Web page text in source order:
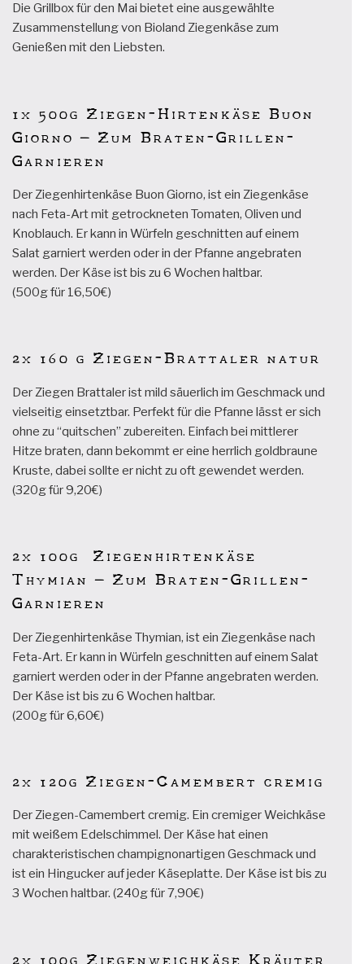
Die Grillbox für den Mai bietet eine ausgewählte
Zusammenstellung von Bioland Ziegenkäse zum
Genießen mit den Liebsten.
1x 500g Ziegen-Hirtenkäse Buon
Giorno – Zum Braten-Grillen-
Garnieren
Der Ziegenhirtenkäse Buon Giorno, ist ein Ziegenkäse
nach Feta-Art mit getrockneten Tomaten, Oliven und
Knoblauch. Er kann in Würfeln geschnitten auf einem
Salat garniert werden oder in der Pfanne angebraten
werden. Der Käse ist bis zu 6 Wochen haltbar.
(500g für 16,50€)
2x 160 g Ziegen-Brattaler natur
Der Ziegen Brattaler ist mild säuerlich im Geschmack und
vielseitig einsetztbar. Perfekt für die Pfanne lässt er sich
ohne zu “quitschen” zubereiten. Einfach bei mittlerer
Hitze braten, dann bekommt er eine herrlich goldbraune
Kruste, dabei sollte er nicht zu oft gewendet werden.
(320g für 9,20€)
2x 100g Ziegenhirtenkäse
Thymian – Zum Braten-Grillen-
Garnieren
Der Ziegenhirtenkäse Thymian, ist ein Ziegenkäse nach
Feta-Art. Er kann in Würfeln geschnitten auf einem Salat
garniert werden oder in der Pfanne angebraten werden.
Der Käse ist bis zu 6 Wochen haltbar.
(200g für 6,60€)
2x 120g Ziegen-Camembert cremig
Der Ziegen-Camembert cremig. Ein cremiger Weichkäse
mit weißem Edelschimmel. Der Käse hat einen
charakteristischen champignonartigen Geschmack und
ist ein Hingucker auf jeder Käseplatte. Der Käse ist bis zu
3 Wochen haltbar. (240g für 7,90€)
2x 100g Ziegenweichkäse Kräuter